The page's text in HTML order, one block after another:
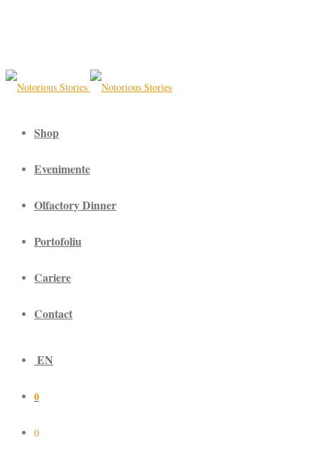
Shop
Evenimente
Olfactory Dinner
Portofoliu
Cariere
Contact
EN
0
0